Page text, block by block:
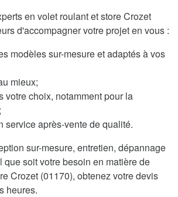
en volet roulant et store Crozet
d'accompagner votre projet en vous :
modèles sur-mesure et adaptés à vos
mieux;
votre choix, notamment pour la
service après-vente de qualité.
sur-mesure, entretien, dépannage
que soit votre besoin en matière de
Crozet (01170), obtenez votre devis
heures.